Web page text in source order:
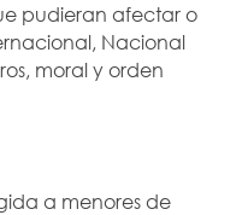
pudieran afectar o
Nacional
moral y orden
a menores de